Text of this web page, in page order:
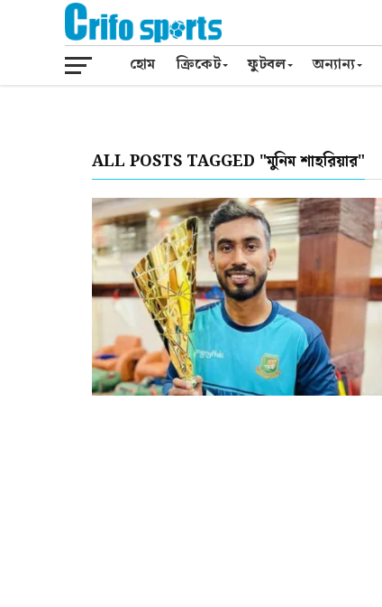
হোম ক্রিকেট ফুটবল অন্যান্য
ALL POSTS TAGGED "মুনিম শাহরিয়ার"